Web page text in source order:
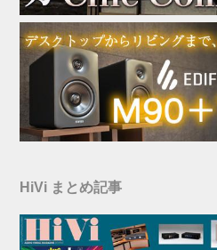
HiVi まとめ記事